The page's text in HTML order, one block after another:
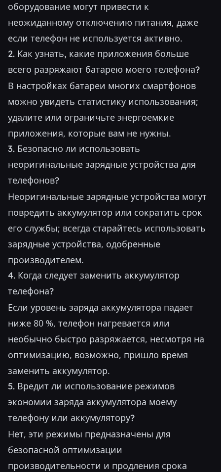
оборудование могут привести к
неожиданному отключению питания, даже
если телефон не используется активно.
2. Как узнать, какие приложения больше
всего разряжают батарею моего телефона?
В настройках батареи многих смартфонов
можно увидеть статистику использования;
удалите или ограничьте энергоемкие
приложения, которые вам не нужны.
3. Безопасно ли использовать
неоригинальные зарядные устройства для
телефонов?
Неоригинальные зарядные устройства могут
повредить аккумулятор или сократить срок
его службы; всегда старайтесь использовать
зарядные устройства, одобренные
производителем.
4. Когда следует заменить аккумулятор
телефона?
Если уровень заряда аккумулятора падает
ниже 80 %, телефон нагревается или
необычно быстро разряжается, несмотря на
оптимизацию, возможно, пришло время
заменить аккумулятор.
5. Вредит ли использование режимов
экономии заряда аккумулятора моему
телефону или аккумулятору?
Нет, эти режимы предназначены для
безопасной оптимизации
производительности и продления срока